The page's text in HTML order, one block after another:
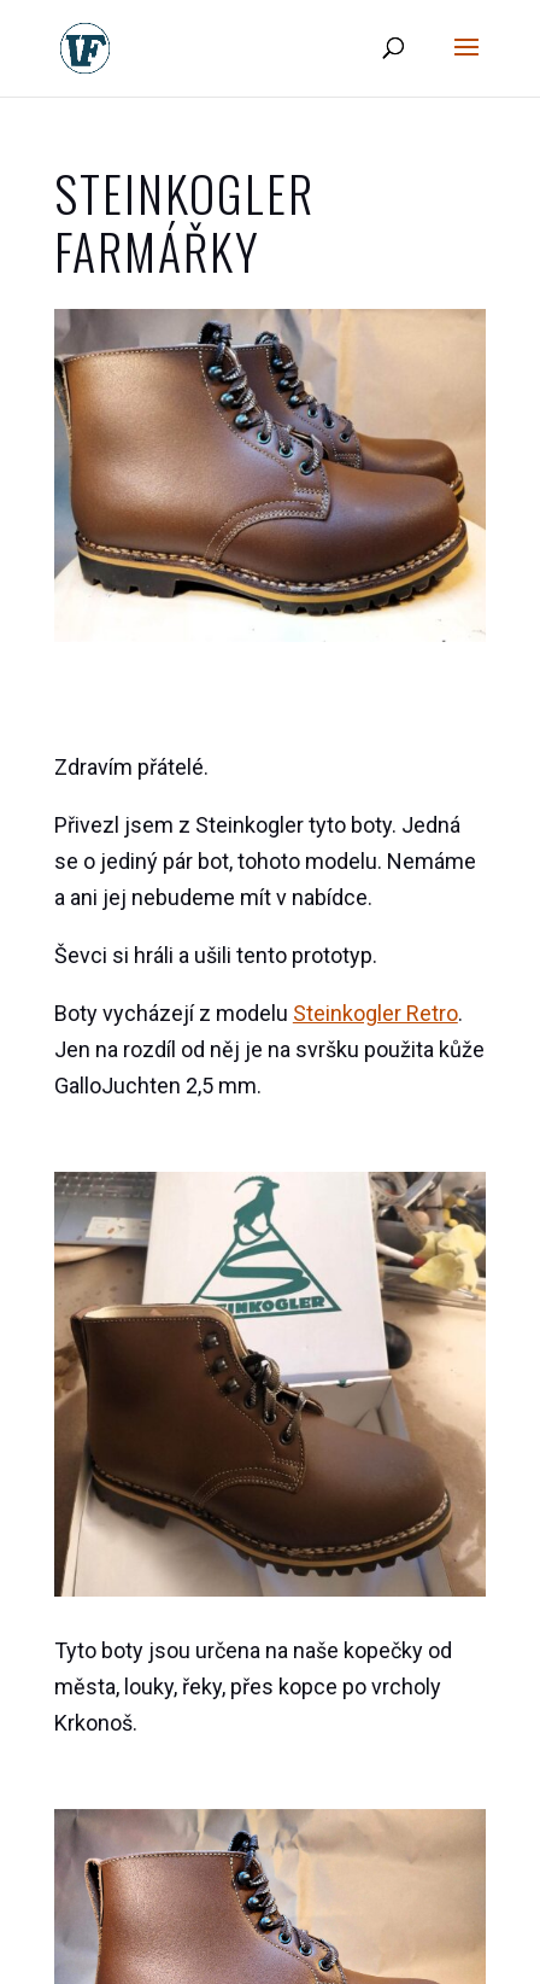
STEINKOGLER
FARMÁŘKY
Zdravím přátelé.
Přivezl jsem z Steinkogler tyto boty. Jedná
se o jediný pár bot, tohoto modelu. Nemáme
a ani jej nebudeme mít v nabídce.
Ševci si hráli a ušili tento prototyp.
Boty vycházejí z modelu Steinkogler Retro.
Jen na rozdíl od něj je na svršku použita kůže
GalloJuchten 2,5 mm.
Tyto boty jsou určena na naše kopečky od
města, louky, řeky, přes kopce po vrcholy
Krkonoš.